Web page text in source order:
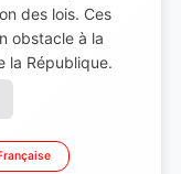
des lois. Ces
obstacle à la
la République.